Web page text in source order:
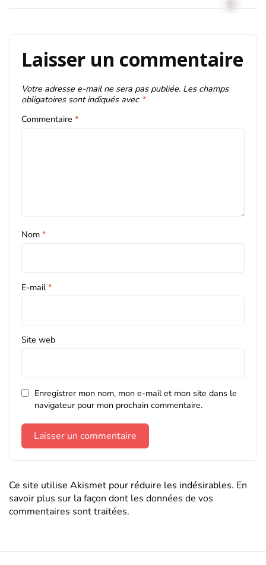
Laisser un commentaire
Votre adresse e-mail ne sera pas publiée. Les champs
obligatoires sont indiqués avec *
Commentaire *
Nom *
E-mail*
Site web
Enregistrer mon nom, mon e-mail et mon site dans le
navigateur pour mon prochain commentaire.
Ce site utilise Akismet pour réduire les indésirables. En
savoir plus sur la façon dont les données de vos
commentaires sont traitées.